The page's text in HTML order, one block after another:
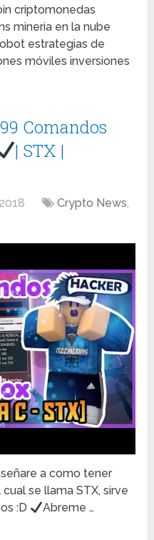
criptomonedas
mineria en la nube
estrategias de
móviles inversiones
Comandos
| STX |
Crypto News,
a como tener
se llama STX, sirve
:D
Abreme …